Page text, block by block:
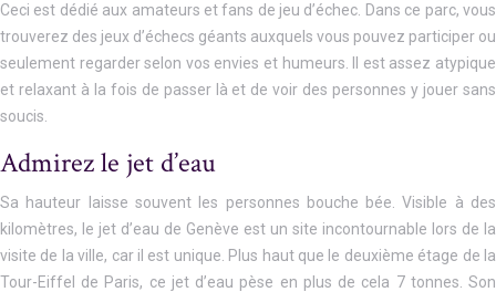
Ceci est dédié aux amateurs et fans de jeu d’échec. Dans ce parc, vous
trouverez des jeux d’échecs géants auxquels vous pouvez participer ou
seulement regarder selon vos envies et humeurs. Il est assez atypique
et relaxant à la fois de passer là et de voir des personnes y jouer sans
soucis.
Admirez le jet d’eau
Sa hauteur laisse souvent les personnes bouche bée. Visible à des
kilomètres, le jet d’eau de Genève est un site incontournable lors de la
visite de la ville, car il est unique. Plus haut que le deuxième étage de la
Tour-Eiffel de Paris, ce jet d’eau pèse en plus de cela 7 tonnes. Son